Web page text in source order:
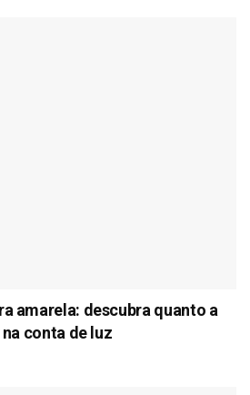
amarela: descubra quanto a
conta de luz